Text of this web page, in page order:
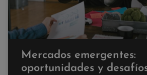
Mercados emergentes:
oportunidades y